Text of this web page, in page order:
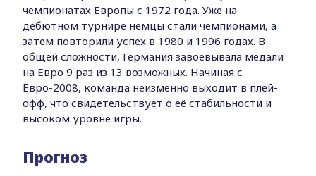
чемпионатах Европы с 1972 года. Уже на
дебютном турнире немцы стали чемпионами, а
затем повторили успех в 1980 и 1996 годах. В
общей сложности, Германия завоевывала медали
на Евро 9 раз из 13 возможных. Начиная с
Евро-2008, команда неизменно выходит в плей-
офф, что свидетельствует о её стабильности и
высоком уровне игры.
Прогноз